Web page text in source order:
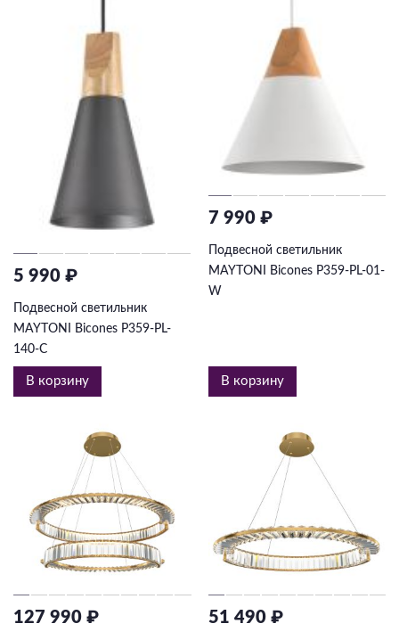
5 990 ₽
Подвесной светильник
MAYTONI Bicones P359-PL-
140-C
В корзину
7 990 ₽
Подвесной светильник
MAYTONI Bicones P359-PL-01-
W
В корзину
127 990 ₽ 51 490 ₽